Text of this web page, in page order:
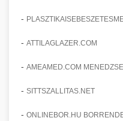
-
- ATTILAGLAZER.COM
- AMEAMED.COM
- SITTSZALLITAS.NET
- ONLINEBOR.HU